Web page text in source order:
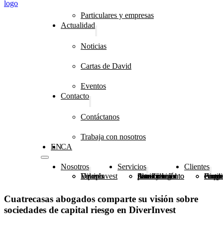
Particulares y empresas
Actualidad
Noticias
Cartas de David
Eventos
Contacto
Contáctanos
Trabaja con nosotros
CA
EN
Nosotros
DiverInvest
Valores
Equipo
Servicios
Planificación patrimonial
Asesoramiento financiero e inmobiliario
Asesoramiento fiscal y legal
Clientes
Fundaciones,
Particulares y
Cuatrecasas abogados comparte su visión sobre
sociedades de capital riesgo en DiverInvest